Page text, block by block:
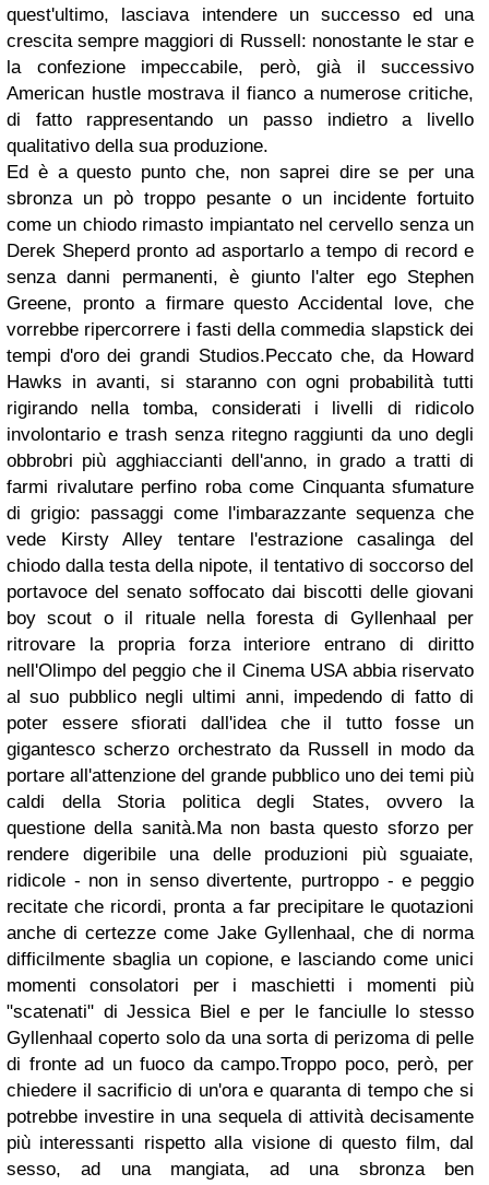
quest'ultimo, lasciava intendere un successo ed una
crescita sempre maggiori di Russell: nonostante le star e
la confezione impeccabile, però, già il successivo
American hustle mostrava il fianco a numerose critiche,
di fatto rappresentando un passo indietro a livello
qualitativo della sua produzione.
Ed è a questo punto che, non saprei dire se per una
sbronza un pò troppo pesante o un incidente fortuito
come un chiodo rimasto impiantato nel cervello senza un
Derek Sheperd pronto ad asportarlo a tempo di record e
senza danni permanenti, è giunto l'alter ego Stephen
Greene, pronto a firmare questo Accidental love, che
vorrebbe ripercorrere i fasti della commedia slapstick dei
tempi d'oro dei grandi Studios.Peccato che, da Howard
Hawks in avanti, si staranno con ogni probabilità tutti
rigirando nella tomba, considerati i livelli di ridicolo
involontario e trash senza ritegno raggiunti da uno degli
obbrobri più agghiaccianti dell'anno, in grado a tratti di
farmi rivalutare perfino roba come Cinquanta sfumature
di grigio: passaggi come l'imbarazzante sequenza che
vede Kirsty Alley tentare l'estrazione casalinga del
chiodo dalla testa della nipote, il tentativo di soccorso del
portavoce del senato soffocato dai biscotti delle giovani
boy scout o il rituale nella foresta di Gyllenhaal per
ritrovare la propria forza interiore entrano di diritto
nell'Olimpo del peggio che il Cinema USA abbia riservato
al suo pubblico negli ultimi anni, impedendo di fatto di
poter essere sfiorati dall'idea che il tutto fosse un
gigantesco scherzo orchestrato da Russell in modo da
portare all'attenzione del grande pubblico uno dei temi più
caldi della Storia politica degli States, ovvero la
questione della sanità.Ma non basta questo sforzo per
rendere digeribile una delle produzioni più sguaiate,
ridicole - non in senso divertente, purtroppo - e peggio
recitate che ricordi, pronta a far precipitare le quotazioni
anche di certezze come Jake Gyllenhaal, che di norma
difficilmente sbaglia un copione, e lasciando come unici
momenti consolatori per i maschietti i momenti più
"scatenati" di Jessica Biel e per le fanciulle lo stesso
Gyllenhaal coperto solo da una sorta di perizoma di pelle
di fronte ad un fuoco da campo.Troppo poco, però, per
chiedere il sacrificio di un'ora e quaranta di tempo che si
potrebbe investire in una sequela di attività decisamente
più interessanti rispetto alla visione di questo film, dal
sesso, ad una mangiata, ad una sbronza ben